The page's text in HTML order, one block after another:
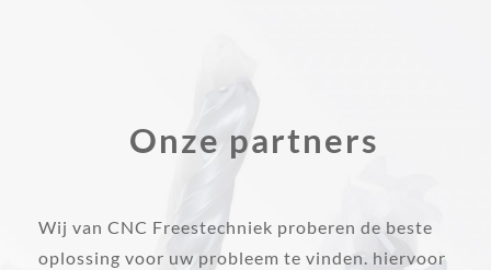
Onze partners
Wij van CNC Freestechniek proberen de beste
oplossing voor uw probleem te vinden. hiervoor